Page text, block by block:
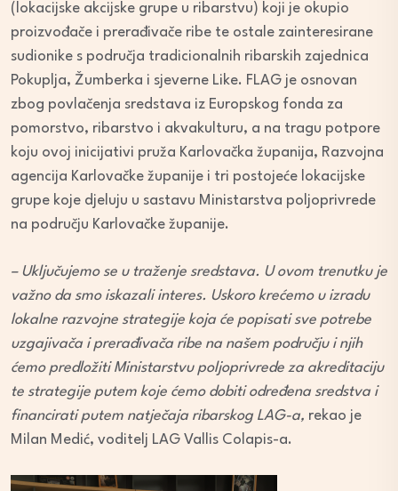
(lokacijske akcijske grupe u ribarstvu) koji je okupio
proizvođače i prerađivače ribe te ostale zainteresirane
sudionike s područja tradicionalnih ribarskih zajednica
Pokuplja, Žumberka i sjeverne Like. FLAG je osnovan
zbog povlačenja sredstava iz Europskog fonda za
pomorstvo, ribarstvo i akvakulturu, a na tragu potpore
koju ovoj inicijativi pruža Karlovačka županija, Razvojna
agencija Karlovačke županije i tri postojeće lokacijske
grupe koje djeluju u sastavu Ministarstva poljoprivrede
na području Karlovačke županije.
– Uključujemo se u traženje sredstava. U ovom trenutku je
važno da smo iskazali interes. Uskoro krećemo u izradu
lokalne razvojne strategije koja će popisati sve potrebe
uzgajivača i prerađivača ribe na našem području i njih
ćemo predložiti Ministarstvu poljoprivrede za akreditaciju
te strategije putem koje ćemo dobiti određena sredstva i
financirati putem natječaja ribarskog LAG-a, rekao je
Milan Medić, voditelj LAG Vallis Colapis-a.